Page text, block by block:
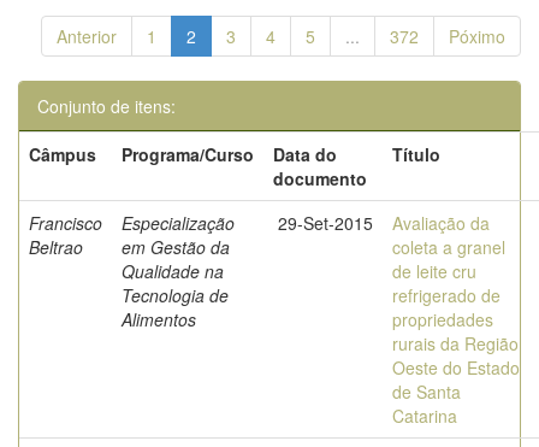
Anterior 1 2 3 4 5 ... 372 Póximo
Conjunto de itens:
Câmpus
Programa/Curso
Data do
documento
Título
Francisco
Beltrao
Especialização
em Gestão da
Qualidade na
Tecnologia de
Alimentos
29-Set-2015
Avaliação da
coleta a granel
de leite cru
refrigerado de
propriedades
rurais da Região
Oeste do Estado
de Santa
Catarina